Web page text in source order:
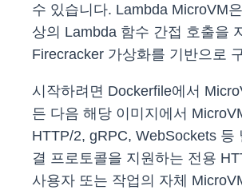
수 있습니다. Lambda MicroVM
상의 Lambda 함수 간접 호출을
Firecracker 가상화를 기반으로
시작하려면 Dockerfile에서
든 다음 해당 이미지에서
HTTP/2, gRPC, WebSockets 등
결 프로토콜을 지원하는 전용
사용자 또는 작업의 자체